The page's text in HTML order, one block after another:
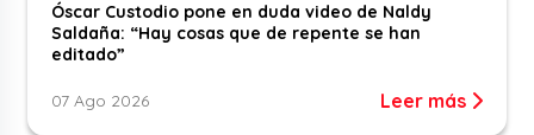
Óscar Custodio pone en duda video de Naldy
Saldaña: “Hay cosas que de repente se han
editado”
07 Ago 2026 Leer más